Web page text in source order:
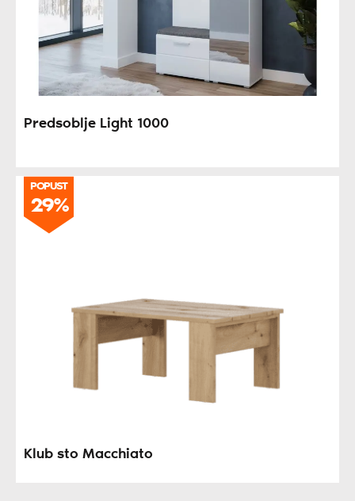
Predsoblje Light 1000
POPUST
29%
Klub sto Macchiato